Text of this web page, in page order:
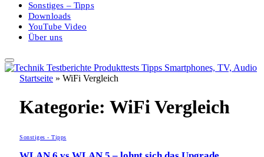
Sonstiges – Tipps
Downloads
YouTube Video
Über uns
Startseite » WiFi Vergleich
Kategorie: WiFi Vergleich
Sonstiges - Tipps